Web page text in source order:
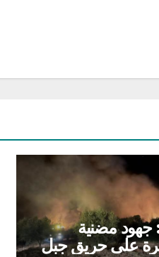
جهود مضنية
على حريق جبل